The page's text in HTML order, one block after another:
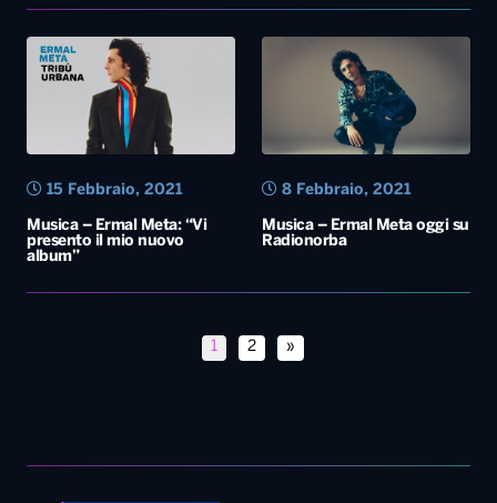
Musica – Ermal Meta: “Vi
presento il mio nuovo
album”
15 Febbraio, 2021
Musica – Ermal Meta oggi su
Radionorba
8 Febbraio, 2021
1 2 »